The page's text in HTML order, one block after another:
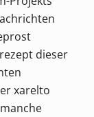
dieser
xarelto